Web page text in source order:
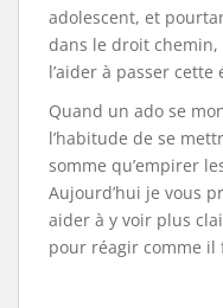
adolescent, et
dans le droit
l’aider à passer
Quand un ado se
l’habitude de se
somme qu’empirer
Aujourd’hui je vous
aider à y voir plus
pour réagir comme il